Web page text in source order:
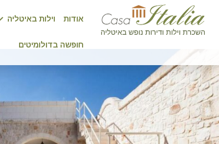
אודות וילות באיטליה
חופשה בדולומיטים